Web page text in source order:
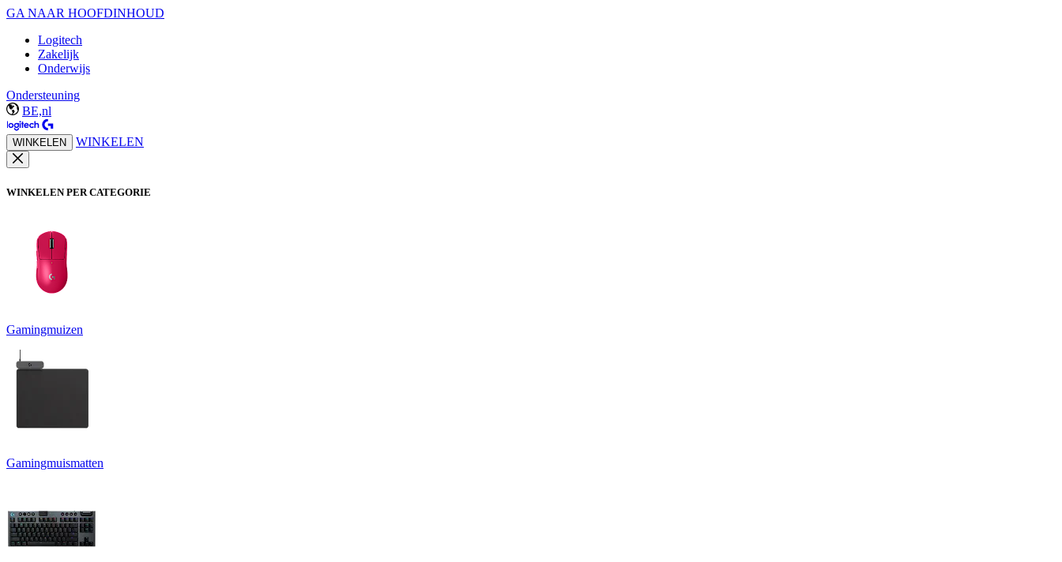
GA NAAR HOOFDINHOUD
Logitech
Zakelijk
Onderwijs
Ondersteuning
BE,nl
WINKELEN WINKELEN
WINKELEN PER CATEGORIE
Gamingmuizen
Gamingmuismatten